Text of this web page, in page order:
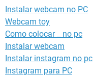
Instalar webcam no PC
Webcam toy
Como colocar _ no pc
Instalar webcam
Instalar instagram no pc
Instagram para PC